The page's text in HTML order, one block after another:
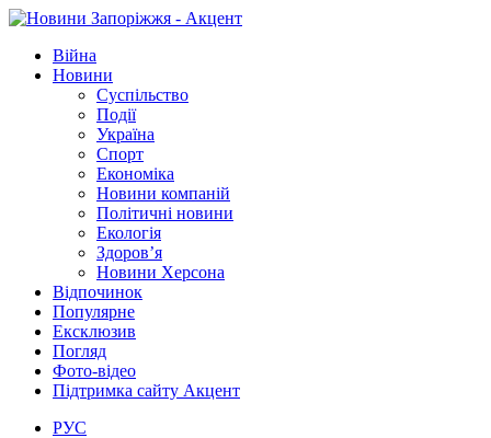
Війна
Новини
Суспільство
Події
Україна
Спорт
Економіка
Новини компаній
Політичні новини
Екологія
Здоров’я
Новини Херсона
Відпочинок
Популярне
Ексклюзив
Погляд
Фото-відео
Підтримка сайту Акцент
РУС